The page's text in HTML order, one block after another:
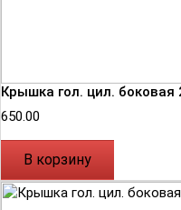
Крышка гол. цил.
650.00
В корзину